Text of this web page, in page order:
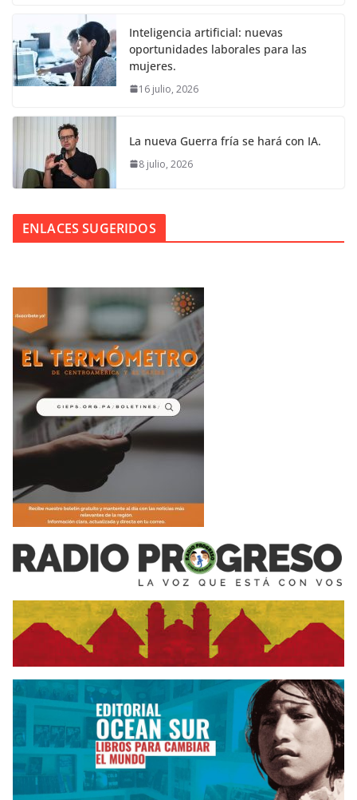
Inteligencia artificial: nuevas
oportunidades laborales para las
mujeres.
16 julio, 2026
La nueva Guerra fría se hará con IA.
8 julio, 2026
ENLACES SUGERIDOS